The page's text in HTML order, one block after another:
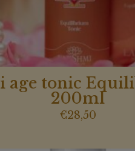
age tonic
200ml
€28,50